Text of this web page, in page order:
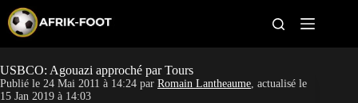
p
t
o
c
CAN féminine
USBCO: Agouazi approché par Tours
Publié le 24 Mai 2011 à 14:24 par Romain Lantheaume, actualisé le
15 Jan 2019 à 14:03